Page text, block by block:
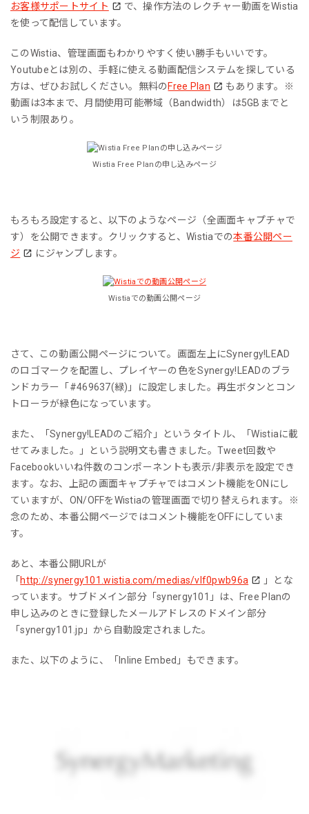
お客様サポートサイト
で、操作方法のレクチャー動画をWistia
を使って配信しています。
このWistia、管理画面もわかりやすく使い勝手もいいです。
Youtubeとは別の、手軽に使える動画配信システムを探している
方は、ぜひお試しください。無料の Free Plan
もあります。※
動画は3本まで、月間使用可能帯域（Bandwidth）は5GBまでと
いう制限あり。
Wistia Free Planの申し込みページ
もろもろ設定すると、以下のようなページ（全画面キャプチャで
す）を公開できます。クリックすると、Wistiaでの本番公開ペー
ジ
にジャンプします。
Wistiaでの動画公開ページ
さて、この動画公開ページについて。画面左上にSynergy!LEAD
のロゴマークを配置し、プレイヤーの色をSynergy!LEADのブラ
ンドカラー「#469637(緑)」に設定しました。再生ボタンとコン
トローラが緑色になっています。
また、「Synergy!LEADのご紹介」というタイトル、「Wistiaに載
せてみました。」という説明文も書きました。Tweet回数や
Facebookいいね件数のコンポーネントも表示/非表示を設定でき
ます。なお、上記の画面キャプチャではコメント機能をONにし
ていますが、ON/OFFをWistiaの管理画面で切り替えられます。※
念のため、本番公開ページではコメント機能をOFFにしていま
す。
あと、本番公開URLが
「 http://synergy101.wistia.com/medias/vlf0pwb96a
」とな
っています。サブドメイン部分「synergy101」は、Free Planの
申し込みのときに登録したメールアドレスのドメイン部分
「synergy101.jp」から自動設定されました。
また、以下のように、「Inline Embed」もできます。